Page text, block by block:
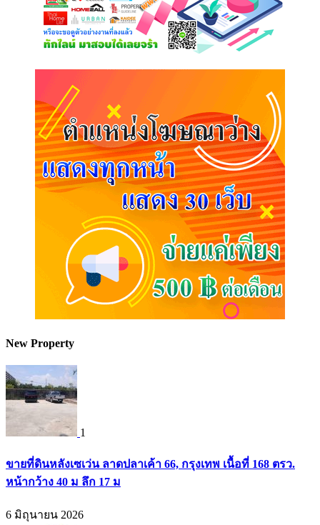
New Property
1
ขายที่ดินหลังเซเว่น ลาดปลาเค้า 66, กรุงเทพ เนื้อที่ 168 ตรว.
หน้ากว้าง 40 ม ลึก 17 ม
6 มิถุนายน 2026